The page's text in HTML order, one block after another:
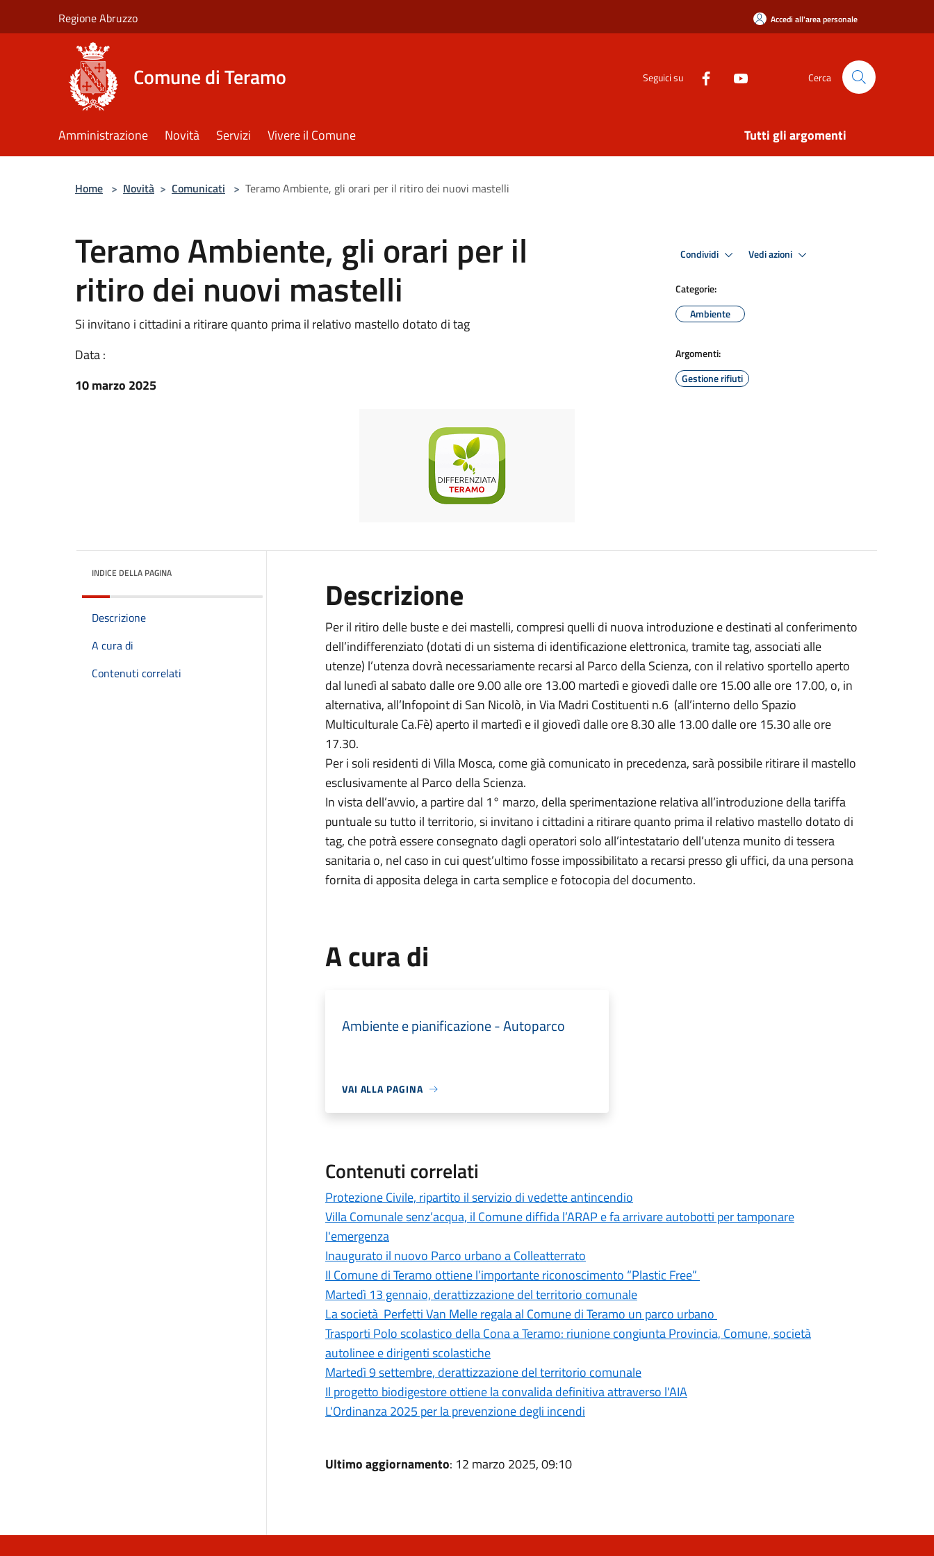
Regione Abruzzo Accedi all'area personale
Comune di Teramo Seguici su Cerca
Amministrazione Novità Servizi Vivere il Comune Tutti gli argomenti
Home > Novità > Comunicati > Teramo Ambiente, gli orari per il ritiro dei nuovi mastelli
Teramo Ambiente, gli orari per il
ritiro dei nuovi mastelli
Si invitano i cittadini a ritirare quanto prima il relativo mastello dotato di tag
Data :
10 marzo 2025
Condividi Vedi azioni
Categorie:
Ambiente
Argomenti:
Gestione rifiuti
INDICE DELLA PAGINA
Descrizione
A cura di
Contenuti correlati
Descrizione
Per il ritiro delle buste e dei mastelli, compresi quelli di nuova introduzione e destinati al conferimento
dell’indifferenziato (dotati di un sistema di identificazione elettronica, tramite tag, associati alle
utenze) l’utenza dovrà necessariamente recarsi al Parco della Scienza, con il relativo sportello aperto
dal lunedì al sabato dalle ore 9.00 alle ore 13.00 martedì e giovedì dalle ore 15.00 alle ore 17.00, o, in
alternativa, all’Infopoint di San Nicolò, in Via Madri Costituenti n.6 (all’interno dello Spazio
Multiculturale Ca.Fè) aperto il martedì e il giovedì dalle ore 8.30 alle 13.00 dalle ore 15.30 alle ore
17.30.
Per i soli residenti di Villa Mosca, come già comunicato in precedenza, sarà possibile ritirare il mastello
esclusivamente al Parco della Scienza.
In vista dell’avvio, a partire dal 1° marzo, della sperimentazione relativa all’introduzione della tariffa
puntuale su tutto il territorio, si invitano i cittadini a ritirare quanto prima il relativo mastello dotato di
tag, che potrà essere consegnato dagli operatori solo all’intestatario dell’utenza munito di tessera
sanitaria o, nel caso in cui quest’ultimo fosse impossibilitato a recarsi presso gli uffici, da una persona
fornita di apposita delega in carta semplice e fotocopia del documento.
A cura di
Ambiente e pianificazione - Autoparco
VAI ALLA PAGINA
Contenuti correlati
Protezione Civile, ripartito il servizio di vedette antincendio
Villa Comunale senz’acqua, il Comune diffida l’ARAP e fa arrivare autobotti per tamponare
l'emergenza
Inaugurato il nuovo Parco urbano a Colleatterrato
Il Comune di Teramo ottiene l’importante riconoscimento “Plastic Free”
Martedì 13 gennaio, derattizzazione del territorio comunale
La società Perfetti Van Melle regala al Comune di Teramo un parco urbano
Trasporti Polo scolastico della Cona a Teramo: riunione congiunta Provincia, Comune, società
autolinee e dirigenti scolastiche
Martedì 9 settembre, derattizzazione del territorio comunale
Il progetto biodigestore ottiene la convalida definitiva attraverso l'AIA
L'Ordinanza 2025 per la prevenzione degli incendi
Ultimo aggiornamento: 12 marzo 2025, 09:10